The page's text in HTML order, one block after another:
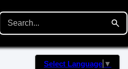
Select Language ▼